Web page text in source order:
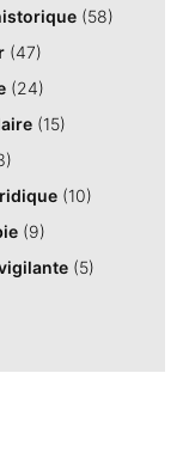
(58)
(47)
(24)
(15)
(10)
(9)
(5)